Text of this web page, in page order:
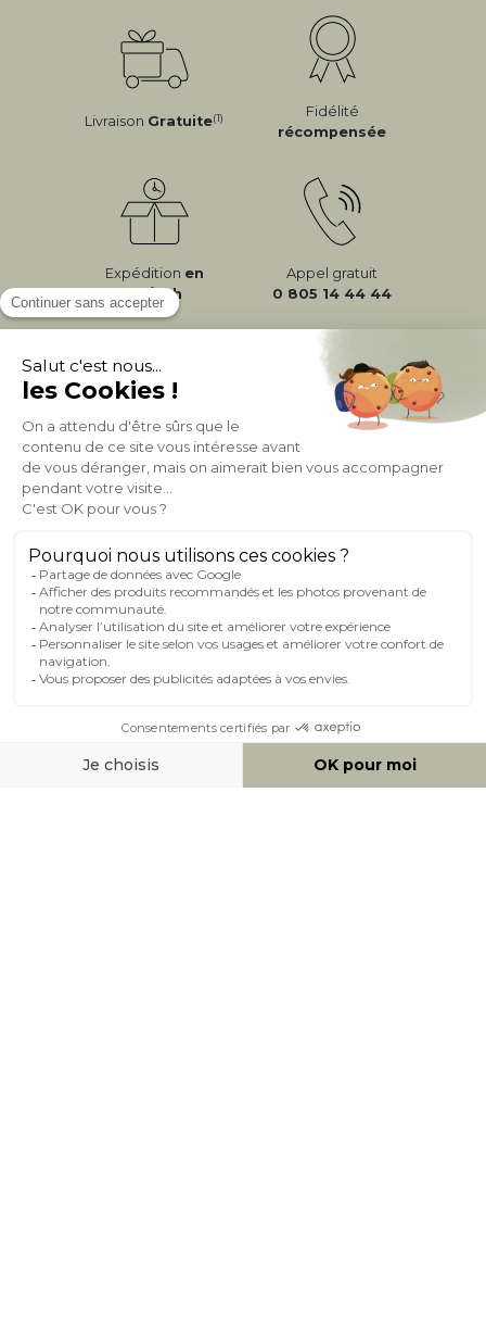
Livraison Gratuite(1)
Fidélité
récompensée
Expédition en
24/72h
Appel gratuit
0 805 14 44 44
À PROPOS DE MILIBOO
AIDE & CONTACT